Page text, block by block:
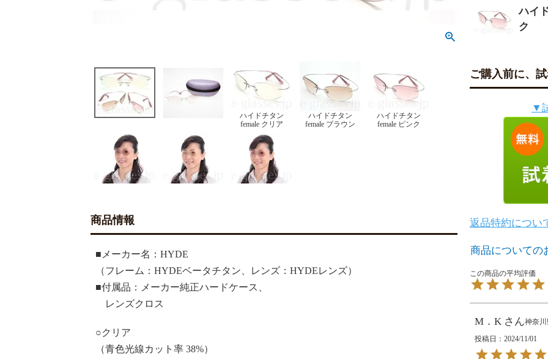
ハイドチタン
female クリア
ハイドチタン
female ブラウン
ハイドチタン
female ピンク
商品情報
■メーカー名：HYDE
（フレーム：HYDEベータチタン、レンズ：HYDEレンズ）
■付属品：メーカー純正ハードケース、
レンズクロス
○クリア
（青色光線カット率 38%）
ハイ
ク
ご購入前に、
▼
返品特約につい
商品についての
M．K
神奈
投稿日
2024/11/01